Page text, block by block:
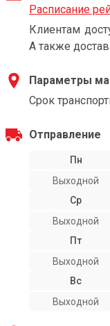
Расписание
Клиентам
А также
Параметры
Срок
Отправление
Пн
Выходной
Ср
Выходной
Пт
Выходной
Вс
Выходной